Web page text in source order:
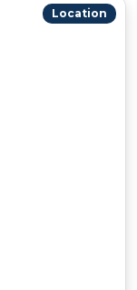
Location